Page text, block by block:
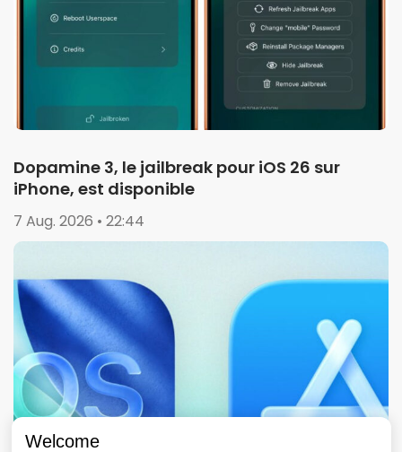
Dopamine 3, le jailbreak pour iOS 26 sur
iPhone, est disponible
7 Aug. 2026 • 22:44
Welcome